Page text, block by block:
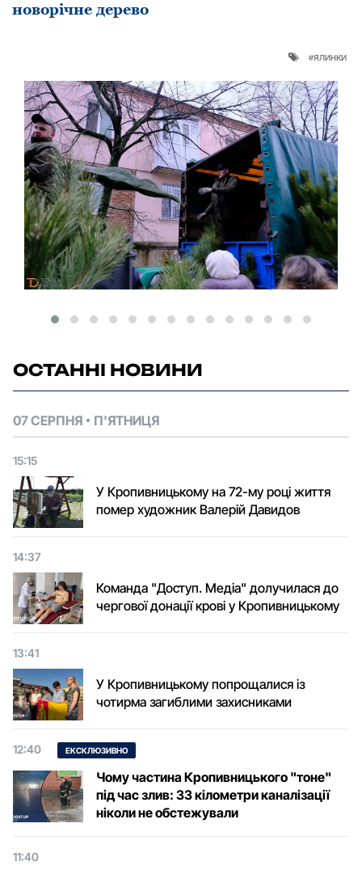
новоpiчне деpево
ялинки
ОСТАННІ НОВИНИ
07 СЕРПНЯ П'ЯТНИЦЯ
15:15
У Кропивницькому на 72-му році життя
помер художник Валерій Давидов
14:37
Команда "Доступ. Медіа" долучилася до
чергової донації крові у Кропивницькому
13:41
У Кропивницькому попрощалися із
чотирма загиблими захисниками
12:40 ЕКСКЛЮЗИВНО
Чому частина Кропивницького "тоне"
під час злив: 33 кілометри каналізації
ніколи не обстежували
11:40